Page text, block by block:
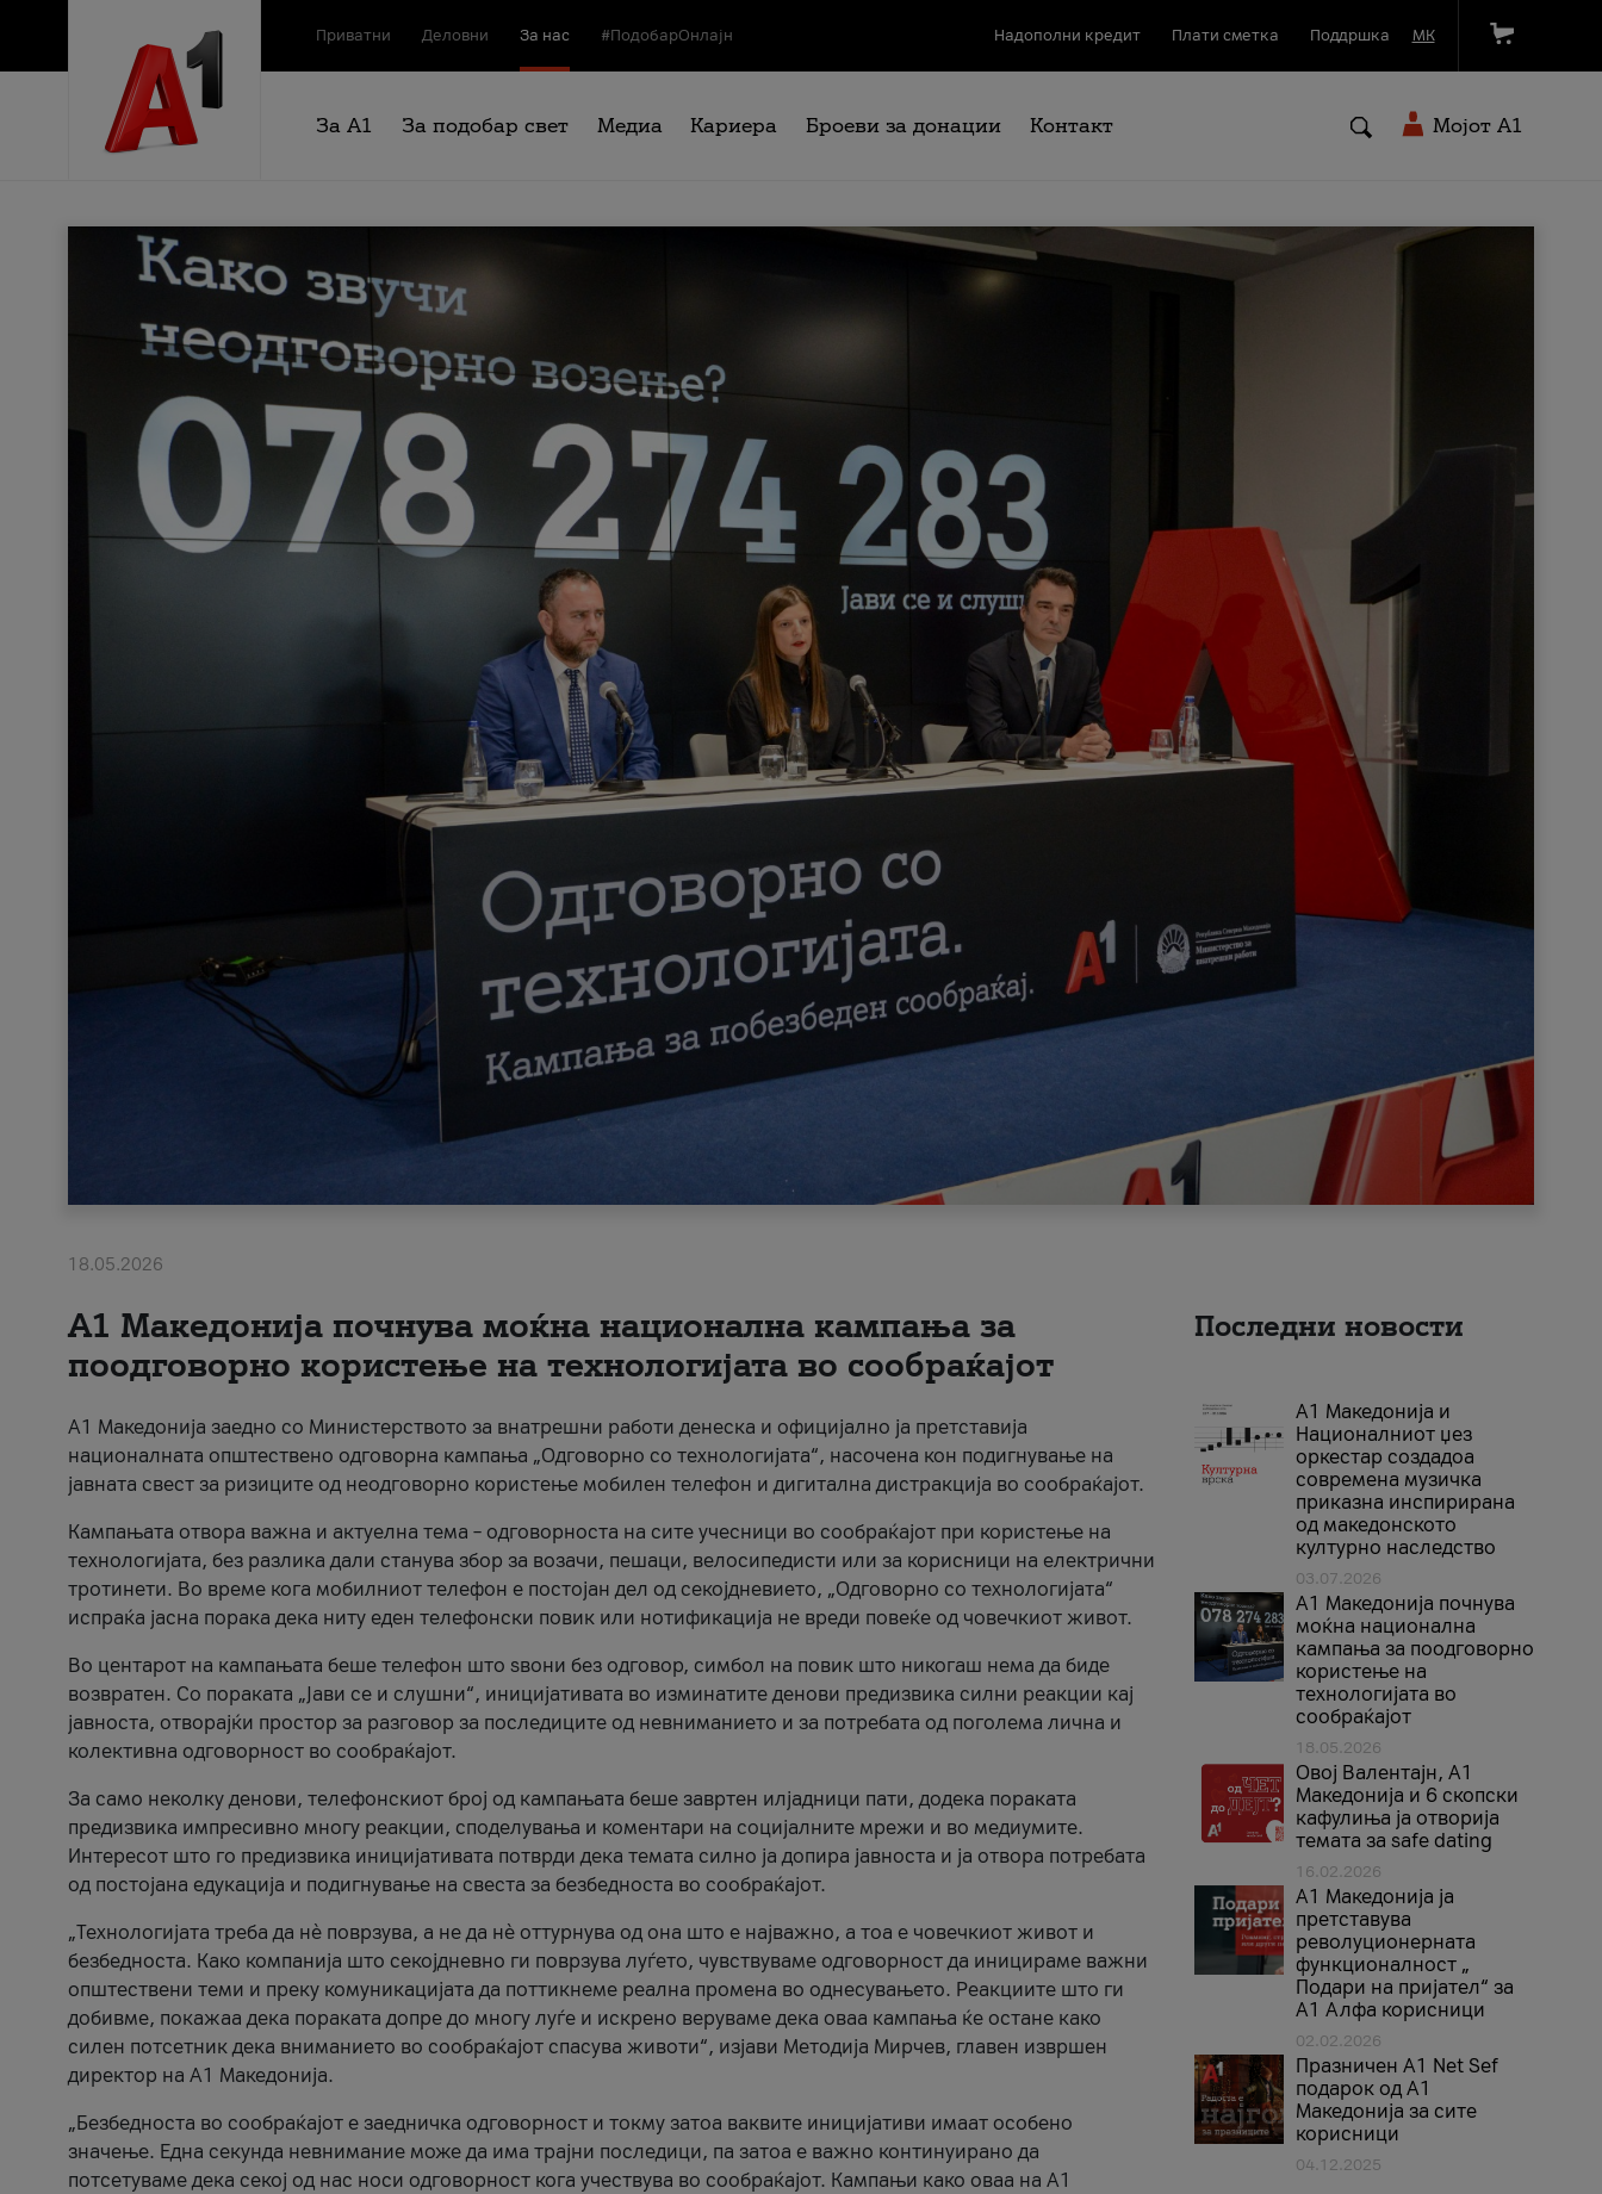
Приватни Деловни За нас #ПодобарОнлајн Надополни кредит Плати сметка Поддршка МК
За А1 За подобар свет Медиа Кариера Броеви за донации Контакт Мојот A1
18.05.2026
A1 Македонија почнува моќна национална кампања за
поодговорно користење на технологијата во сообраќајот
A1 Македонија заедно со Министерството за внатрешни работи денеска и официјално ја претставија
националната општествено одговорна кампања „Одговорно со технологијата“, насочена кон подигнување на
јавната свест за ризиците од неодговорно користење мобилен телефон и дигитална дистракција во сообраќајот.
Кампањата отвора важна и актуелна тема – одговорноста на сите учесници во сообраќајот при користење на
технологијата, без разлика дали станува збор за возачи, пешаци, велосипедисти или за корисници на електрични
тротинети. Во време кога мобилниот телефон е постојан дел од секојдневието, „Одговорно со технологијата“
испраќа јасна порака дека ниту еден телефонски повик или нотификација не вреди повеќе од човечкиот живот.
Во центарот на кампањата беше телефон што ѕвони без одговор, симбол на повик што никогаш нема да биде
возвратен. Со пораката „Јави се и слушни“, иницијативата во изминатите денови предизвика силни реакции кај
јавноста, отворајќи простор за разговор за последиците од невниманието и за потребата од поголема лична и
колективна одговорност во сообраќајот.
За само неколку денови, телефонскиот број од кампањата беше завртен илјадници пати, додека пораката
предизвика импресивно многу реакции, споделувања и коментари на социјалните мрежи и во медиумите.
Интересот што го предизвика иницијативата потврди дека темата силно ја допира јавноста и ја отвора потребата
од постојана едукација и подигнување на свеста за безбедноста во сообраќајот.
„Технологијата треба да нè поврзува, а не да нè оттурнува од она што е најважно, а тоа е човечкиот живот и
безбедноста. Како компанија што секојдневно ги поврзува луѓето, чувствуваме одговорност да иницираме важни
општествени теми и преку комуникацијата да поттикнеме реална промена во однесувањето. Реакциите што ги
добивме, покажаа дека пораката допре до многу луѓе и искрено веруваме дека оваа кампања ќе остане како
силен потсетник дека вниманието во сообраќајот спасува животи“, изјави Методија Мирчев, главен извршен
директор на А1 Македонија.
„Безбедноста во сообраќајот е заедничка одговорност и токму затоа ваквите иницијативи имаат особено
значење. Една секунда невнимание може да има трајни последици, па затоа е важно континуирано да
потсетуваме дека секој од нас носи одговорност кога учествува во сообраќајот. Кампањи како оваа на A1
Последни новости
А1 Македонија и
Националниот џез
оркестар создадоа
современа музичка
приказна инспирирана
од македонското
културно наследство
03.07.2026
A1 Македонија почнува
моќна национална
кампања за поодговорно
користење на
технологијата во
сообраќајот
18.05.2026
Овој Валентајн, A1
Македонија и 6 скопски
кафулиња ја отворија
темата за safe dating
16.02.2026
А1 Македонија ја
претставува
револуционерната
функционалност „
Подари на пријател“ за
А1 Алфа корисници
02.02.2026
Празничен A1 Net Sеf
подарок од А1
Македонија за сите
корисници
04.12.2025